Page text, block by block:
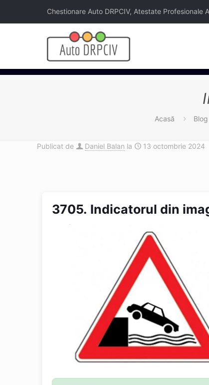
Chestionare Auto DRPCIV, Atestate
Acasă Blog
Publicat de Daniel Balan la 13 octombrie 2024
3705. Indicatorul din